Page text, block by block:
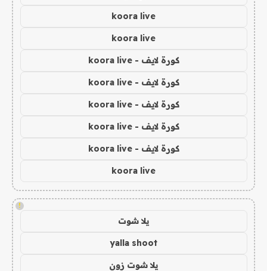
koora live
koora live
كورة لايف - koora live
كورة لايف - koora live
كورة لايف - koora live
كورة لايف - koora live
كورة لايف - koora live
koora live
!
يلا شوت
yalla shoot
يلا شوت زون